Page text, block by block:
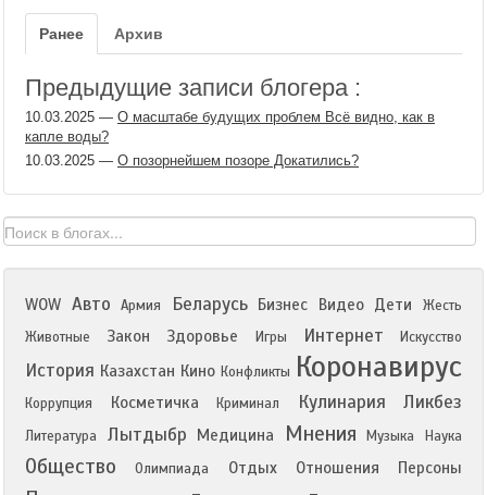
Ранее Архив
Предыдущие записи блогера :
10.03.2025 — О масштабе будущих проблем Всё видно, как в
капле воды?
10.03.2025 — О позорнейшем позоре Докатились?
WOW Авто Армия Беларусь Бизнес Видео Дети
Жесть
Животные
Закон Здоровье Игры Интернет Искусство
История Казахстан Кино Конфликты Коронавирус
Коррупция Косметичка Криминал Кулинария Ликбез
Литература Лытдыбр Медицина Мнения Музыка Наука
Общество Олимпиада Отдых Отношения Персоны